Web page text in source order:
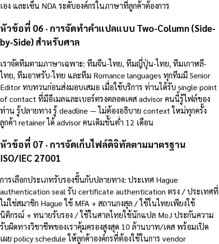
เอง และเซ็น NDA ระดับองค์กรในภาษาที่ลูกค้าต้องการ
หัวข้อที่ 06 · การจัดทำคำแปลแบบ Two-Column (Side-
by-Side) สำหรับศาล
เราจัดทีมตามภาษาเฉพาะ: ทีมจีน-ไทย, ทีมญี่ปุ่น-ไทย, ทีมเกาหลี-
ไทย, ทีมอาหรับ-ไทย และทีม Romance languages ทุกทีมมี Senior
Editor ทบทวนก่อนส่งมอบเสมอ เมื่อใช้บริการ ท่านได้รับ single point
of contact ที่มีอีเมลและเบอร์ตรงตลอดเคส advisor คนนี้รู้ไฟล์ของ
ท่าน รู้ปลายทาง รู้ deadline — ไม่ต้องอธิบาย context ใหม่ทุกครั้ง
ลูกค้า retainer ได้ advisor คนเดิมขั้นต่ำ 12 เดือน
หัวข้อที่ 07 · การจัดเก็บไฟล์ดิจิทัลตามมาตรฐาน
ISO/IEC 27001
การเลือกประเภทรับรองขึ้นกับปลายทาง: ประเทศ Hague
authentication seal รับ certificate authentication ตรง / ประเทศที่
ไม่ใช่สมาชิก Hague ใช้ MFA + สถานกงสุล / ใช้ในไทยเพียงใช้
นิติกรณ์ + ทนายรับรอง / ใช้ในศาลไทยใช้นักแปล MoJ ประกันความ
รับผิดทางวิชาชีพของเราคุ้มครองสูงสุด 10 ล้านบาท/เคส พร้อมเปิด
เผย policy schedule ให้ลูกค้าองค์กรที่ต้องใช้ในการ vendor